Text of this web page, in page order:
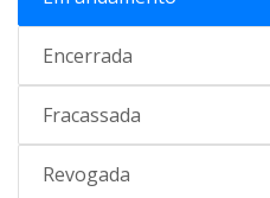
Encerrada
Fracassada
Revogada